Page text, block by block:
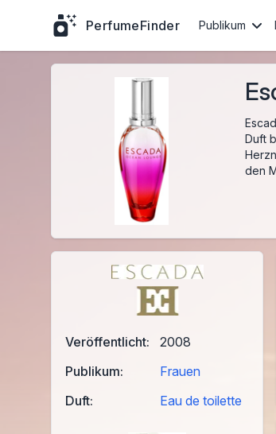
PerfumeFinder Publikum
Duft
den
Veröffentlicht:
2008
Publikum:
Frauen
Duft:
Eau de toilette